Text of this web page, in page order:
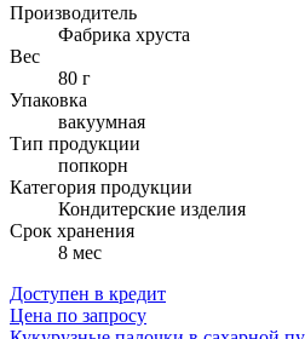
Производитель
Фабрика хруста
Вес
80 г
Упаковка
вакуумная
Тип продукции
попкорн
Категория продукции
Кондитерские изделия
Cрок хранения
8 мес
Доступен в кредит
Цена по запросу